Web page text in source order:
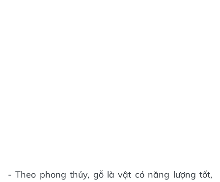
- Theo phong thủy, gỗ là vật có năng lượng tốt,